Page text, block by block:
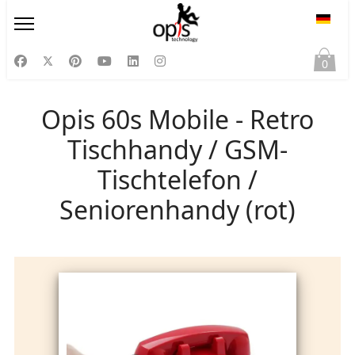
0
Opis 60s Mobile - Retro
Tischhandy / GSM-
Tischtelefon /
Seniorenhandy (rot)